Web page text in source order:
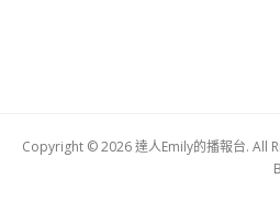
Copyright © 2026 達人Emily的播報台. All